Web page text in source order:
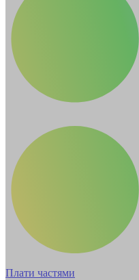
Плати частями